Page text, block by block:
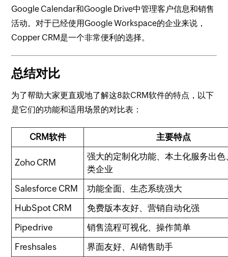
Google Calendar和Google Drive中管理客户信息和销售
活动。对于已经使用Google Workspace的企业来说，
Copper CRM是一个非常便利的选择。
总结对比
为了帮助大家更直观地了解这8款CRM软件的特点，以下
是它们的功能和适用场景的对比表：
CRM软件 主要特点
Zoho CRM
强大的定制化功能、本土化服务出
类企业
Salesforce CRM
功能全面、生态系统强大
HubSpot CRM
免费版本友好、营销自动化强
Pipedrive
销售流程可视化、操作简单
Freshsales
界面友好、AI销售助手